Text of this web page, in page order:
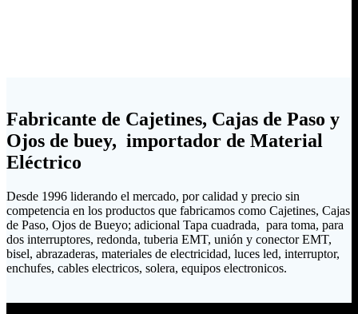
Fabricante de Cajetines, Cajas de Paso y
Ojos de buey, importador de Material
Eléctrico
Desde 1996 liderando el mercado, por calidad y precio sin
competencia en los productos que fabricamos como Cajetines, Cajas
de Paso, Ojos de Bueyo; adicional Tapa cuadrada, para toma, para
dos interruptores, redonda, tuberia EMT, unión y conector EMT,
bisel, abrazaderas, materiales de electricidad, luces led, interruptor,
enchufes, cables electricos, solera, equipos electronicos.